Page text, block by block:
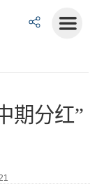
期分红”